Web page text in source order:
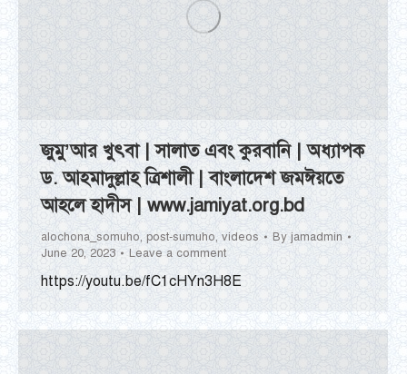
জুমু’আর খুৎবা | সালাত এবং কুরবানি | অধ্যাপক
ড. আহমাদুল্লাহ ত্রিশালী | বাংলাদেশ জমঈয়তে
আহলে হাদীস | www.jamiyat.org.bd
alochona_somuho, post-sumuho, videos By jamadmin
June 20, 2023
Leave a comment
https://youtu.be/fC1cHYn3H8E